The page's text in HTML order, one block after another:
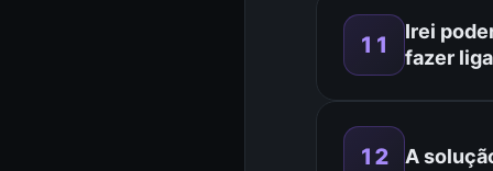
11
Irei
fazer
12 A